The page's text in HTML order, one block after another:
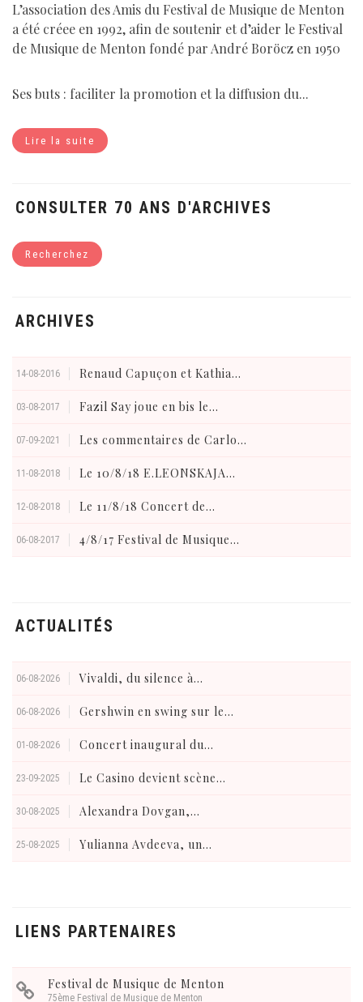
L’association des Amis du Festival de Musique de Menton
a été créee en 1992, afin de soutenir et d’aider le Festival
de Musique de Menton fondé par André Boröcz en 1950
Ses buts : faciliter la promotion et la diffusion du...
Lire la suite
CONSULTER 70 ANS D'ARCHIVES
Recherchez
ARCHIVES
14-08-2016 Renaud Capuçon et Kathia...
03-08-2017 Fazil Say joue en bis le...
07-09-2021 Les commentaires de Carlo...
11-08-2018 Le 10/8/18 E.LEONSKAJA...
12-08-2018 Le 11/8/18 Concert de...
06-08-2017 4/8/17 Festival de Musique...
ACTUALITÉS
06-08-2026 Vivaldi, du silence à...
06-08-2026 Gershwin en swing sur le...
01-08-2026 Concert inaugural du...
23-09-2025 Le Casino devient scène...
30-08-2025 Alexandra Dovgan,...
25-08-2025 Yulianna Avdeeva, un...
LIENS PARTENAIRES
Festival de Musique de Menton
75ème Festival de Musique de Menton